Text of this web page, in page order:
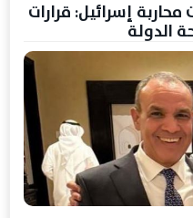
محاربة إسرائيل: قرارات
الدولة